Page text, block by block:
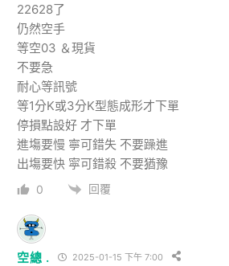
22628了
仍然空手
等空03 ＆現貨
不要急
耐心等訊號
等1分K或3分K型態成形才下單
停損點設好 才下單
進塲要慢 寧可錯失 不要躁進
出塲要快 寜可錯殺 不要猶豫
0 回覆
空總 . 2025-01-15 下午 7:00